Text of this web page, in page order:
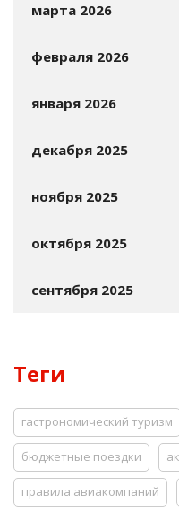
марта 2026
февраля 2026
января 2026
декабря 2025
ноября 2025
октября 2025
сентября 2025
Теги
гастрономический туризм
бюджетные поездки
правила авиакомпаний